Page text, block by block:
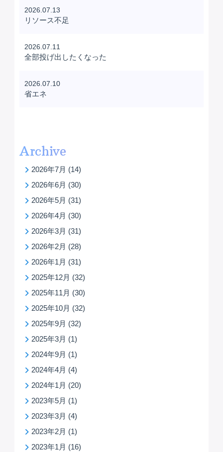
2026.07.13
リソース不足
2026.07.11
全部投げ出したくなった
2026.07.10
省エネ
Archive
2026年7月 (14)
2026年6月 (30)
2026年5月 (31)
2026年4月 (30)
2026年3月 (31)
2026年2月 (28)
2026年1月 (31)
2025年12月 (32)
2025年11月 (30)
2025年10月 (32)
2025年9月 (32)
2025年3月 (1)
2024年9月 (1)
2024年4月 (4)
2024年1月 (20)
2023年5月 (1)
2023年3月 (4)
2023年2月 (1)
2023年1月 (16)